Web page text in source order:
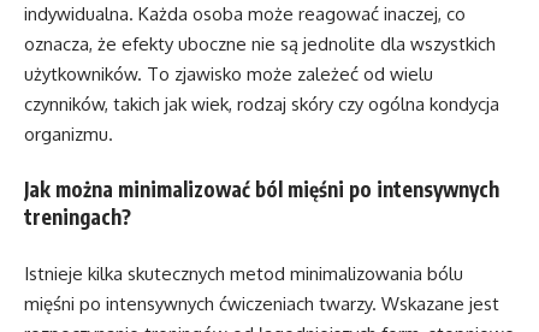
indywidualna. Każda osoba może reagować inaczej, co
oznacza, że efekty uboczne nie są jednolite dla wszystkich
użytkowników. To zjawisko może zależeć od wielu
czynników, takich jak wiek, rodzaj skóry czy ogólna kondycja
organizmu.
Jak można minimalizować ból mięśni po intensywnych
treningach?
Istnieje kilka skutecznych metod minimalizowania bólu
mięśni po intensywnych ćwiczeniach twarzy. Wskazane jest